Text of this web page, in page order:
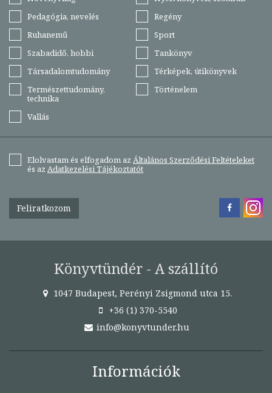
Pedagógia, nevelés
Regény
Ruhanemű
Sport
Szabadidő, hobbi
Tankönyv
Társadalomtudomány
Térképek, útikönyvek
Természettudomány,
technika
Történelem
Vallás
Elolvastam és elfogadom az Általános Szerződési Feltételeket
és az Adatkezelési Tájékoztatót
Feliratkozom
Könyvtündér - A szállító
1047 Budapest, Perényi Zsigmond utca 15.
+36 (1) 370-5540
info@konyvtunder.hu
Információk